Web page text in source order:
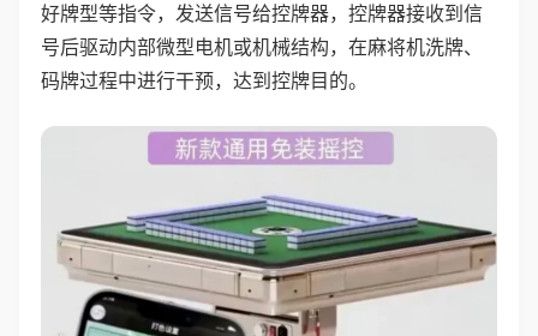
好牌型等指令，发送信号给控牌器，控牌器接收到信
号后驱动内部微型电机或机械结构，在麻将机洗牌、
码牌过程中进行干预，达到控牌目的。